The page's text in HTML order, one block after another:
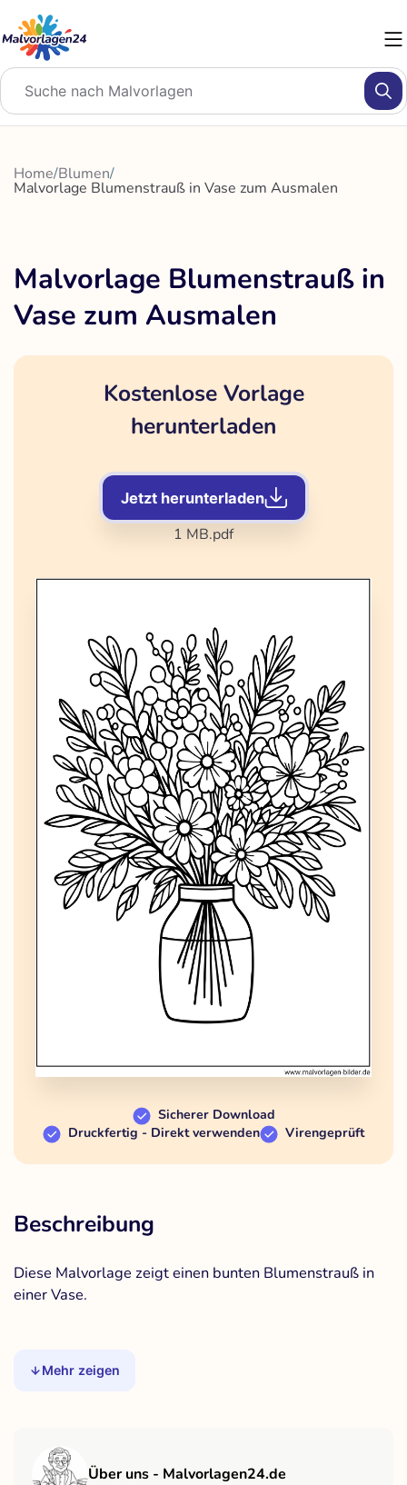
Inhalt
springen
Home/Blumen/
Malvorlage Blumenstrauß in Vase zum Ausmalen
Malvorlage Blumenstrauß in
Vase zum Ausmalen
Kostenlose Vorlage
herunterladen
Jetzt herunterladen
1 MB.pdf
Sicherer Download
Druckfertig - Direkt verwenden
Virengeprüft
Beschreibung
Diese Malvorlage zeigt einen bunten Blumenstrauß in
einer Vase.
Mehr zeigen
Über uns - Malvorlagen24.de